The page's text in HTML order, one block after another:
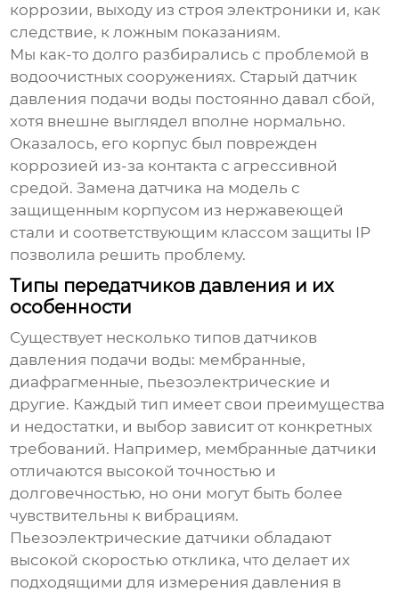
коррозии, выходу из строя электроники и, как
следствие, к ложным показаниям.
Мы как-то долго разбирались с проблемой в
водоочистных сооружениях. Старыйдатчик
давления подачи воды постоянно давал сбой,
хотя внешне выглядел вполне нормально.
Оказалось, его корпус был поврежден
коррозией из-за контакта с агрессивной
средой. Замена датчика на модель с
защищенным корпусом из нержавеющей
стали и соответствующим классом защиты IP
позволила решить проблему.
Типы передатчиков давления и их
особенности
Существует несколько типовдатчиков
давления подачи воды: мембранные,
диафрагменные, пьезоэлектрические и
другие. Каждый тип имеет свои преимущества
и недостатки, и выбор зависит от конкретных
требований. Например, мембранные датчики
отличаются высокой точностью и
долговечностью, но они могут быть более
чувствительны к вибрациям.
Пьезоэлектрические датчики обладают
высокой скоростью отклика, что делает их
подходящими для измерения давления в